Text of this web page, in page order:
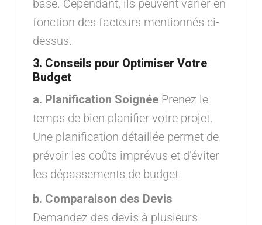
base. Cependant, ils peuvent varier en
fonction des facteurs mentionnés ci-
dessus.
3. Conseils pour Optimiser Votre
Budget
a. Planification Soignée Prenez le
temps de bien planifier votre projet.
Une planification détaillée permet de
prévoir les coûts imprévus et d’éviter
les dépassements de budget.
b. Comparaison des Devis
Demandez des devis à plusieurs